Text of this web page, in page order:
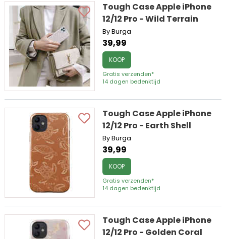
Tough Case Apple iPhone
12/12 Pro - Wild Terrain
By Burga
39,99
KOOP
Gratis verzenden*
14 dagen bedenktijd
Tough Case Apple iPhone
12/12 Pro - Earth Shell
By Burga
39,99
KOOP
Gratis verzenden*
14 dagen bedenktijd
Tough Case Apple iPhone
12/12 Pro - Golden Coral